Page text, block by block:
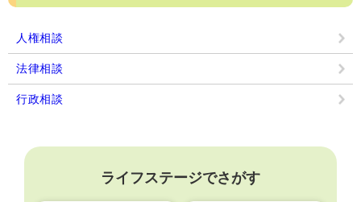
人権相談
法律相談
行政相談
ライフステージでさがす